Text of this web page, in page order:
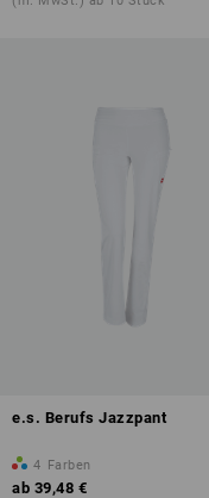
e.s. Berufs Jazzpant
4 Farben
ab 39,48 €